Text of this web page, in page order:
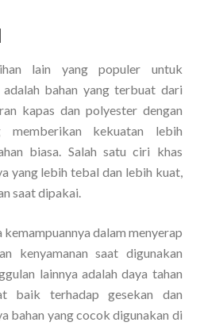
lain yang populer untuk
bahan yang terbuat dari
kapas dan polyester dengan
memberikan kekuatan lebih
biasa. Salah satu ciri khas
yang lebih tebal dan lebih kuat,
saat dipakai.
dalam menyerap
kenyamanan saat digunakan
lainnya adalah daya tahan
baik terhadap gesekan dan
bahan yang cocok digunakan di